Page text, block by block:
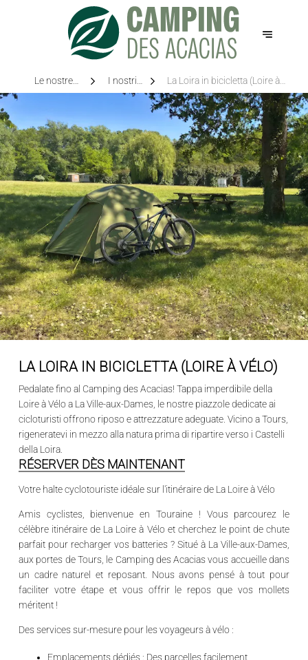
Le nostre
opzioni
I nostri
spazi
La Loira in bicicletta (Loire à
Vélo)
LA LOIRA IN BICICLETTA (LOIRE À VÉLO)
Pedalate fino al Camping des Acacias! Tappa imperdibile della
Loire à Vélo a La Ville-aux-Dames, le nostre piazzole dedicate ai
cicloturisti offrono riposo e attrezzature adeguate. Vicino a Tours,
rigeneratevi in mezzo alla natura prima di ripartire verso i Castelli
della Loira.
RÉSERVER DÈS MAINTENANT
Votre halte cyclotouriste idéale sur l'itinéraire de La Loire à Vélo
Amis cyclistes, bienvenue en Touraine ! Vous parcourez le
célèbre itinéraire de La Loire à Vélo et cherchez le point de chute
parfait pour recharger vos batteries ? Situé à La Ville-aux-Dames
aux portes deTours, le Camping des Acaciasvous accueille dans
un cadre naturel et reposant. Nous avons pensé à tout pour
faciliter votre étape et vous offrir le repos que vos mollets
méritent !
Des services sur-mesure pour les voyageurs à vélo :
Emplacements dédiés : Des parcelles facilement